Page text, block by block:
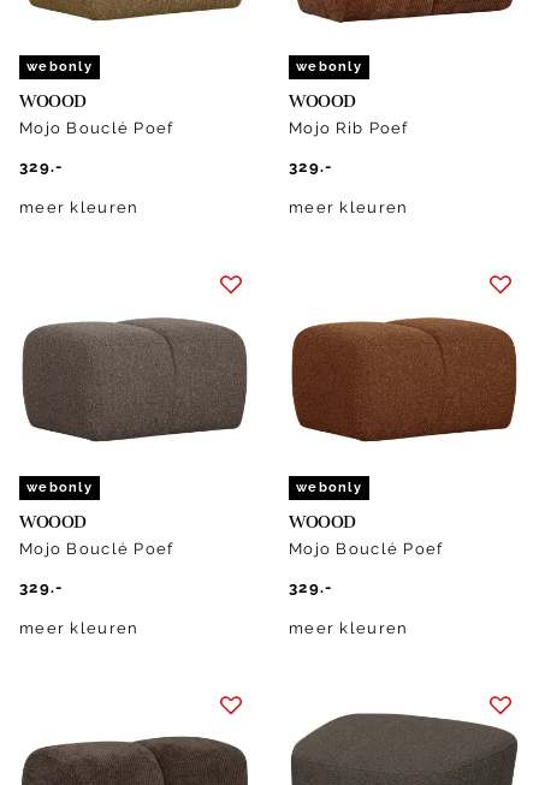
webonly
WOOOD
Mojo Bouclé Poef
329.-
meer kleuren
webonly
WOOOD
Mojo Rib Poef
329.-
meer kleuren
webonly
WOOOD
Mojo Bouclé Poef
329.-
meer kleuren
webonly
WOOOD
Mojo Bouclé Poef
329.-
meer kleuren